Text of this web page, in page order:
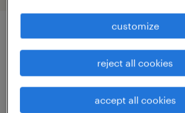
job details
descriptif du poste
customize
reject all cookies
accept all cookies